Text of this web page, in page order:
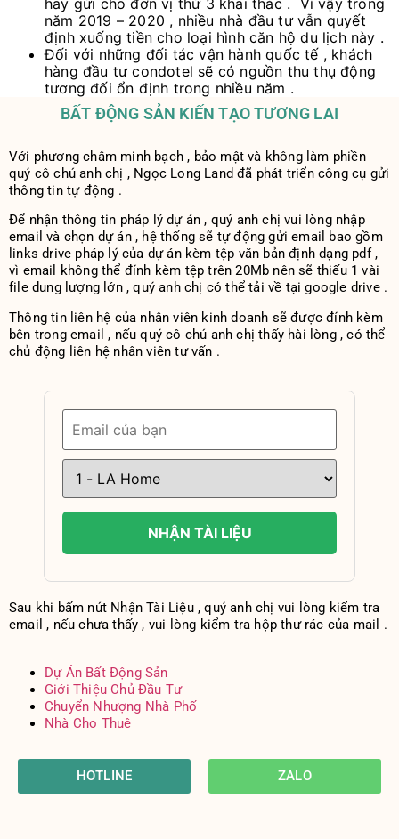
năm 2019 – 2020 , nhiều nhà đầu tư vẫn quyết
định xuống tiền cho loại hình căn hộ du lịch này .
Đối với những đối tác vận hành quốc tế , khách
hàng đầu tư condotel sẽ có nguồn thu thụ động
tương đối ổn định trong nhiều năm .
BẤT ĐỘNG SẢN KIẾN TẠO TƯƠNG LAI
Với phương châm minh bạch , bảo mật và không làm phiền
quý cô chú anh chị , Ngọc Long Land đã phát triển công cụ gửi
thông tin tự động .
Để nhận thông tin pháp lý dự án , quý anh chị vui lòng nhập
email và chọn dự án , hệ thống sẽ tự động gửi email bao gồm
links drive pháp lý của dự án kèm tệp văn bản định dạng pdf ,
vì email không thể đính kèm tệp trên 20Mb nên sẽ thiếu 1 vài
file dung lượng lớn , quý anh chị có thể tải về tại google drive .
Thông tin liên hệ của nhân viên kinh doanh sẽ được đính kèm
bên trong email , nếu quý cô chú anh chị thấy hài lòng , có thể
chủ động liên hệ nhân viên tư vấn .
NHẬN TÀI LIỆU
Sau khi bấm nút Nhận Tài Liệu , quý anh chị vui lòng kiểm tra
email , nếu chưa thấy , vui lòng kiểm tra hộp thư rác của mail .
Dự Án Bất Động Sản
Giới Thiệu Chủ Đầu Tư
Chuyển Nhượng Nhà Phố
Nhà Cho Thuê
HOTLINE ZALO